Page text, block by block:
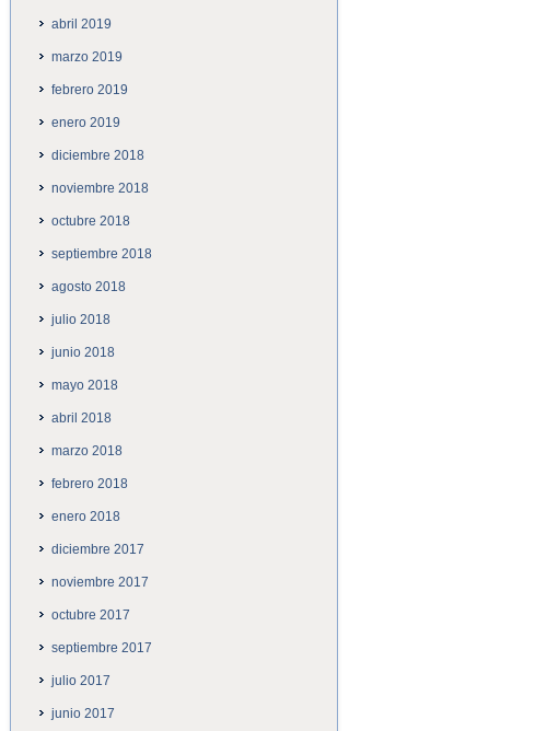
abril 2019
marzo 2019
febrero 2019
enero 2019
diciembre 2018
noviembre 2018
octubre 2018
septiembre 2018
agosto 2018
julio 2018
junio 2018
mayo 2018
abril 2018
marzo 2018
febrero 2018
enero 2018
diciembre 2017
noviembre 2017
octubre 2017
septiembre 2017
julio 2017
junio 2017